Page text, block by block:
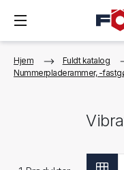
Hjem Fuldt katalog
Nummerpladerammer, -